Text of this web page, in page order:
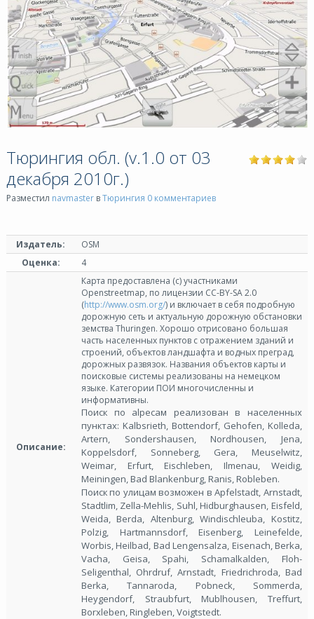
Тюрингия обл. (v.1.0 от 03
декабря 2010г.)
Разместил navmaster вТюрингия 0 комментариев
Издатель:
OSM
Оценка:
4
Описание:
Карта предоставлена (с) участниками
Openstreetmap, по лицензии СС-BY-SA 2.0
(http://www.osm.org/) и включает в себя подробную
дорожную сеть и актуальную дорожную обстановки
земства Thuringen. Хорошо отрисовано большая
часть населенных пунктов с отражением зданий и
строений, объектов ландшафта и водных преград,
дорожных развязок. Названия объектов карты и
поисковые системы реализованы на немецком
языке. Категории ПОИ многочисленны и
информативны.
Поиск по аlресам реализован в населенных
пунктах: Kalbsrieth, Bottendorf, Gehofen, Kolleda,
Artern, Sondershausen, Nordhousen, Jena,
Koppelsdorf, Sonneberg, Gera, Meuselwitz,
Weimar, Erfurt, Eischleben, Ilmenau, Weidig,
Meiningen, Bad Blankenburg, Ranis, Robleben.
Поиск по улицам возможен в Apfelstadt, Arnstadt,
Stadtlim, Zella-Mehlis, Suhl, Hidburghausen, Eisfeld,
Weida, Berda, Altenburg, Windischleuba, Kostitz,
Polzig, Hartmannsdorf, Eisenberg, Leinefelde,
Worbis, Heilbad, Bad Lengensalza, Eisenach, Berka,
Vacha, Geisa, Spahi, Schamalkalden, Floh-
Seligenthal, Ohrdruf, Arnstadt, Friedrichroda, Bad
Berka, Tannaroda, Pobneck, Sommerda,
Heygendorf, Straubfurt, Mublhousen, Treffurt,
Borxleben, Ringleben, Voigtstedt.